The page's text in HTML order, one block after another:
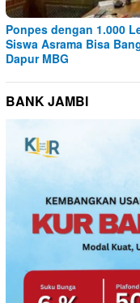
Ponpes dengan 1.000
Siswa Asrama Bisa
Dapur MBG
BANK JAMBI